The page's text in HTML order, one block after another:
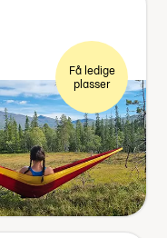
Få ledige
plasser